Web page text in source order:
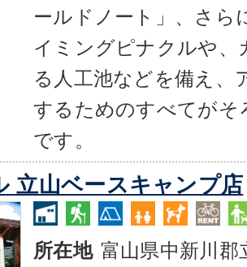
ールドノート」、さら
イミングピナクルや、
る人工池などを備え、
するためのすべてがそ
です。
立山ベースキャンプ店
所在地 富山県中新川郡